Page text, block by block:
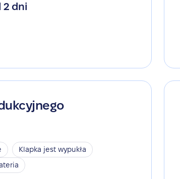
2 dni
Klapka jest wypukła